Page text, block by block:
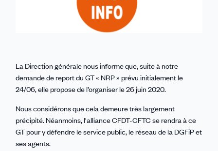
La Direction générale nous informe que, suite à notre
demande de report du GT « NRP » prévu initialement le
24/06, elle propose de l’organiser le 26 juin 2020.
Nous considérons que cela demeure très largement
précipité. Néanmoins, l'alliance CFDT-CFTC se rendra à ce
GT pour y défendre le service public, le réseau de la DGFiP et
ses agents.